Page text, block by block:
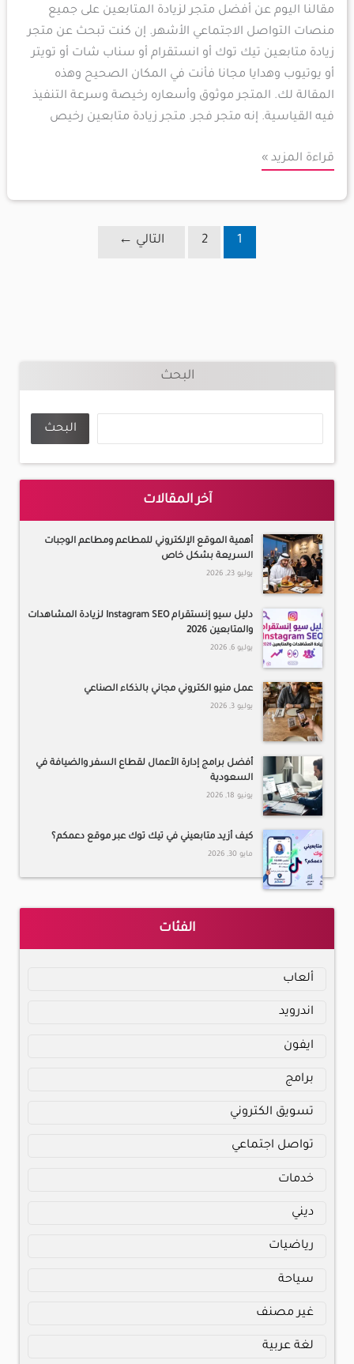
مقالنا اليوم عن أفضل متجر لزيادة المتابعين على جميع
منصات التواصل الاجتماعي الأشهر. إن كنت تبحث عن متجر
زيادة متابعين تيك توك أو انستقرام أو سناب شات أو تويتر
أو يوتيوب وهدايا مجانا فأنت في المكان الصحيح وهذه
المقالة لك. المتجر موثوق وأسعاره رخيصة وسرعة التنفيذ
فيه القياسية. إنه متجر فجر. متجر زيادة متابعين رخيص
قراءة المزيد »
1
2 التالي ←
البحث
البحث
آخر المقالات
أهمية الموقع الإلكتروني للمطاعم ومطاعم الوجبات
السريعة بشكل خاص
يوليو 23, 2026
دليل سيو إنستقرام Instagram SEO لزيادة المشاهدات
والمتابعين 2026
يوليو 6, 2026
عمل منيو الكتروني مجاني بالذكاء الصناعي
يوليو 3, 2026
أفضل برامج إدارة الأعمال لقطاع السفر والضيافة في
السعودية
يونيو 18, 2026
كيف أزيد متابعيني في تيك توك عبر موقع دعمكم؟
مايو 30, 2026
الفئات
ألعاب
اندرويد
ايفون
برامج
تسويق الكتروني
تواصل اجتماعي
خدمات
ديني
رياضيات
سياحة
غير مصنف
لغة عربية